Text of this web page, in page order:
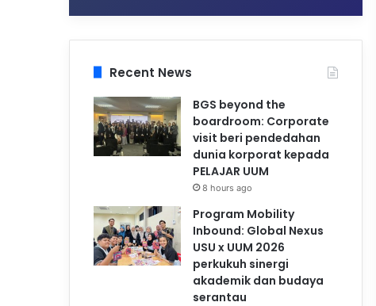
Recent News
BGS beyond the
boardroom: Corporate
visit beri pendedahan
dunia korporat kepada
PELAJAR UUM
8 hours ago
Program Mobility
Inbound: Global Nexus
USU x UUM 2026
perkukuh sinergi
akademik dan budaya
serantau